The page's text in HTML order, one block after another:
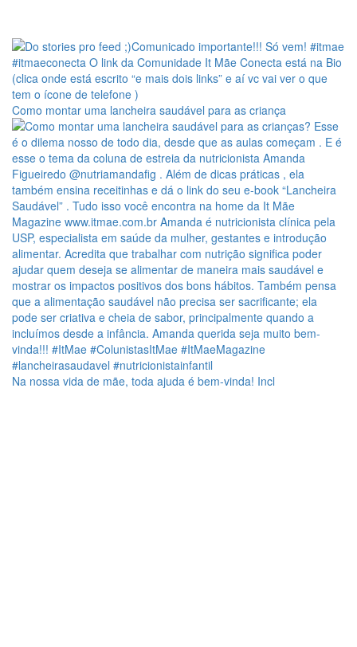
Como montar uma lancheira saudável para as criança
Na nossa vida de mãe, toda ajuda é bem-vinda! Incl